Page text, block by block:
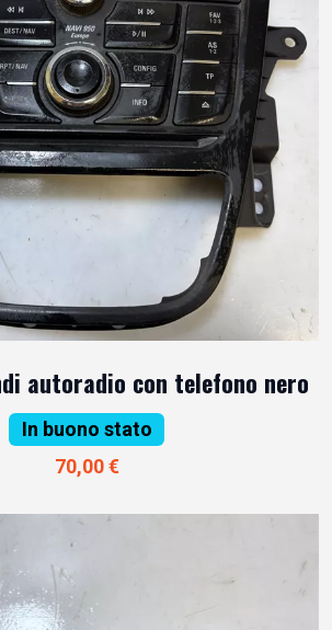
autoradio con telefono nero
In buono stato
70,00 €